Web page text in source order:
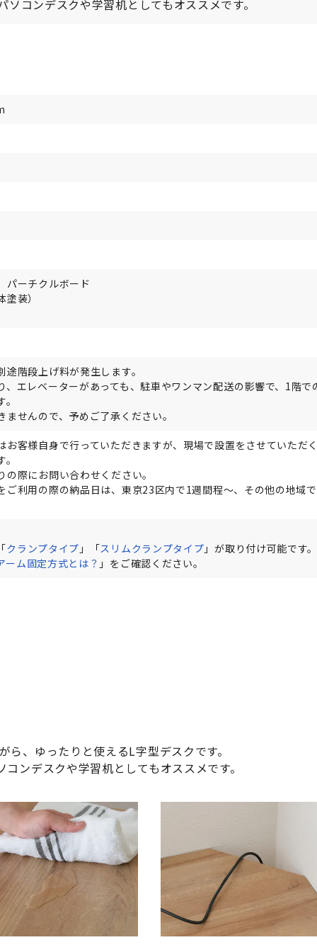
コンデスクや学習机としてもオススメです。
パーチクルボード
装）
階段上げ料が発生します。
、エレベーターがあっても、駐車やワンマン配送の影響で、1階で
せんので、予めご了承ください。
お客様自身で行っていただきますが、現場で設置をさせていただ
際にお問い合わせください。
ご利用の際の納品日は、東京23区内で1週間程～、その他の地域
クランプタイプ 」「スリムクランプタイプ 」が取り付け可能です
ーム固定方式とは？ 」をご確認ください。
、ゆったりと使えるL字型デスクです。
ンデスクや学習机としてもオススメです。